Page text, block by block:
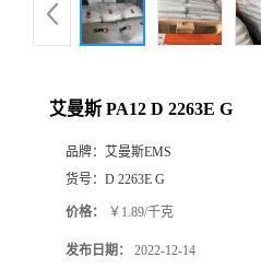
品
厅
艾曼斯 PA12 D 2263E G
品牌： 艾曼斯EMS
货号： D 2263E G
价格： ￥1.89/千克
发布日期： 2022-12-14